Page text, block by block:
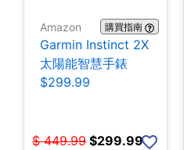
Amazon 購買指南
Garmin Instinct 2X
太陽能智慧手錶
$299.99
$ 449.99 $299.99